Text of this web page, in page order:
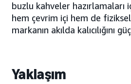
buzlu kahveler hazırlamaları
hem çevrim içi hem de fiziksel
markanın akılda kalıcılığını
Yaklaşım